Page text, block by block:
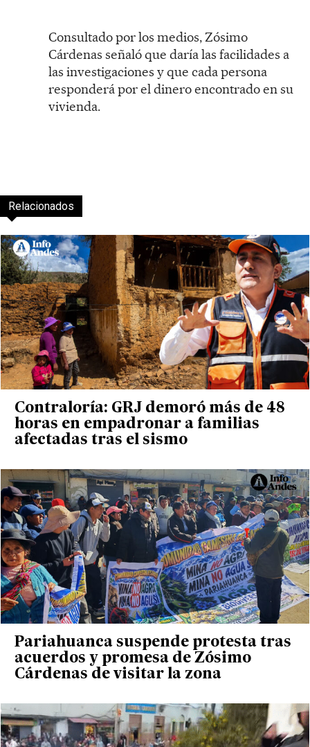
Consultado por los medios, Zósimo
Cárdenas señaló que daría las facilidades a
las investigaciones y que cada persona
responderá por el dinero encontrado en su
vivienda.
Relacionados
Contraloría: GRJ demoró más de 48
horas en empadronar a familias
afectadas tras el sismo
Pariahuanca suspende protesta tras
acuerdos y promesa de Zósimo
Cárdenas de visitar la zona